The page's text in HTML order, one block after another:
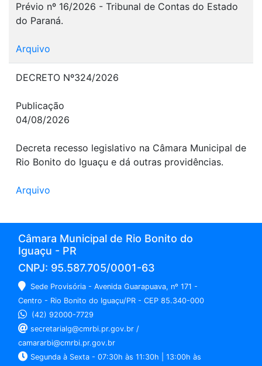
Prévio nº 16/2026 - Tribunal de Contas do Estado
do Paraná.
Arquivo
DECRETO Nº324/2026
Publicação
04/08/2026
Decreta recesso legislativo na Câmara Municipal de
Rio Bonito do Iguaçu e dá outras providências.
Arquivo
Câmara Municipal de Rio Bonito do
Iguaçu - PR
CNPJ: 95.587.705/0001-63
Sede Provisória - Avenida Guarapuava, nº 171 -
Centro - Rio Bonito do Iguaçu/PR - CEP 85.340-000
(42) 92000-7729
secretarialg@cmrbi.pr.gov.br /
camararbi@cmrbi.pr.gov.br
Segunda à Sexta - 07:30h às 11:30h | 13:00h às